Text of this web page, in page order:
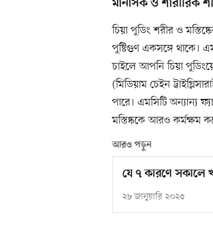
মানসিক ও শারীরিক
চিয়া পুডিং শরীর ও
পুষ্টিগুণ একসঙ্গে থাকে।
চাইলে আপনি চিয়া
(মিডিয়াম চেইন
পারে। এমসিটি অন্যান্য
মস্তিষ্ককে আরও কর্মক্ষম
আরও পড়ুন
যে ৭ কারণে সকালে
২৮ জানুয়ারি ২০২৫